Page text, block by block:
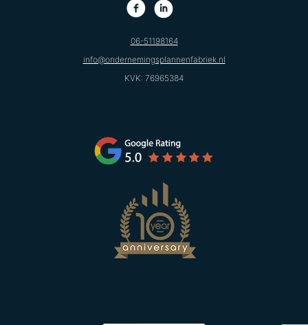
06-51198164
info@ondernemingsplannenfabriek.nl
KVK: 76965384